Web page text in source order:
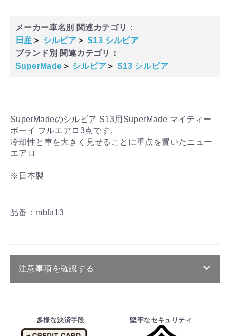
メーカー車名別 関連カテゴリ：
日産 ＞ シルビア ＞ S13 シルビア
ブランド別 関連カテゴリ：
SuperMade ＞ シルビア ＞ S13 シルビア
SuperMadeのシルビア S13用SuperMade マイティー
ボーイ フルエアロ3点です。
冷却性と車を大きく見せることに重点を置いたニュー
エアロ
※日本製
品番：mbfa13
注意事項を確認する
・ご注文受付後、メーカーに適合確認を行
多様な決済手段 堅牢なセキュリティ